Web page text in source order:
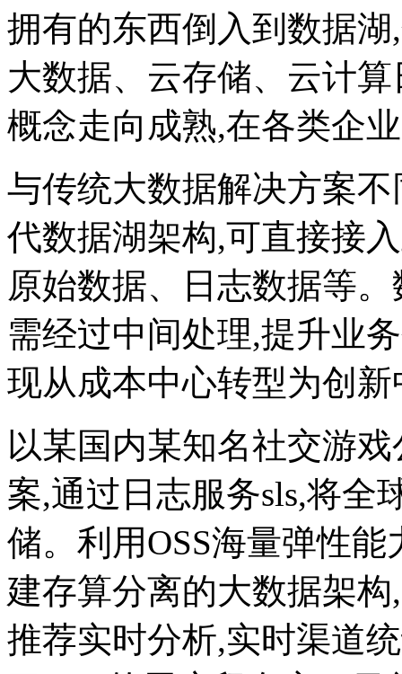
拥有的东西倒入到数据
大数据、云存储、云计
概念走向成熟,在各类企
与传统大数据解决方案
代数据湖架构,可直接接
原始数据、日志数据等
需经过中间处理,提升业
现从成本中心转型为创新
以某国内某知名社交游
案,通过日志服务sls,将全
储。利用OSS海量弹性
建存算分离的大数据架
推荐实时分析,实时渠道